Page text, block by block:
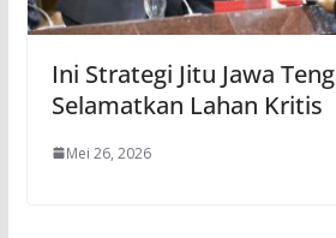
Ini Strategi Jitu Jawa
Selamatkan Lahan Kritis
Mei 26, 2026